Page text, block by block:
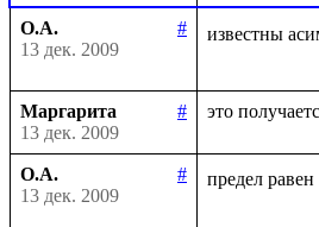
О.А.
#
13 дек. 2009
известны
Маргарита
#
13 дек. 2009
О.А.
#
13 дек. 2009
предел равен